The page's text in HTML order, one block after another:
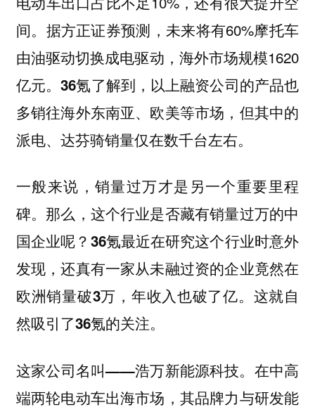
间。据方正证券预测，未来将有60%摩托车
由油驱动切换成电驱动，海外市场规模1620
亿元。36氪了解到，以上融资公司的产品也
多销往海外东南亚、欧美等市场，但其中的
派电、达芬骑销量仅在数千台左右。
一般来说，销量过万才是另一个重要里程
碑。那么，这个行业是否藏有销量过万的中
国企业呢？36氪最近在研究这个行业时意外
发现，还真有一家从未融过资的企业竟然在
欧洲销量破3万，年收入也破了亿。这就自
然吸引了36氪的关注。
这家公司名叫——浩万新能源科技。 在中高
端两轮电动车出海市场，其品牌力与研发能